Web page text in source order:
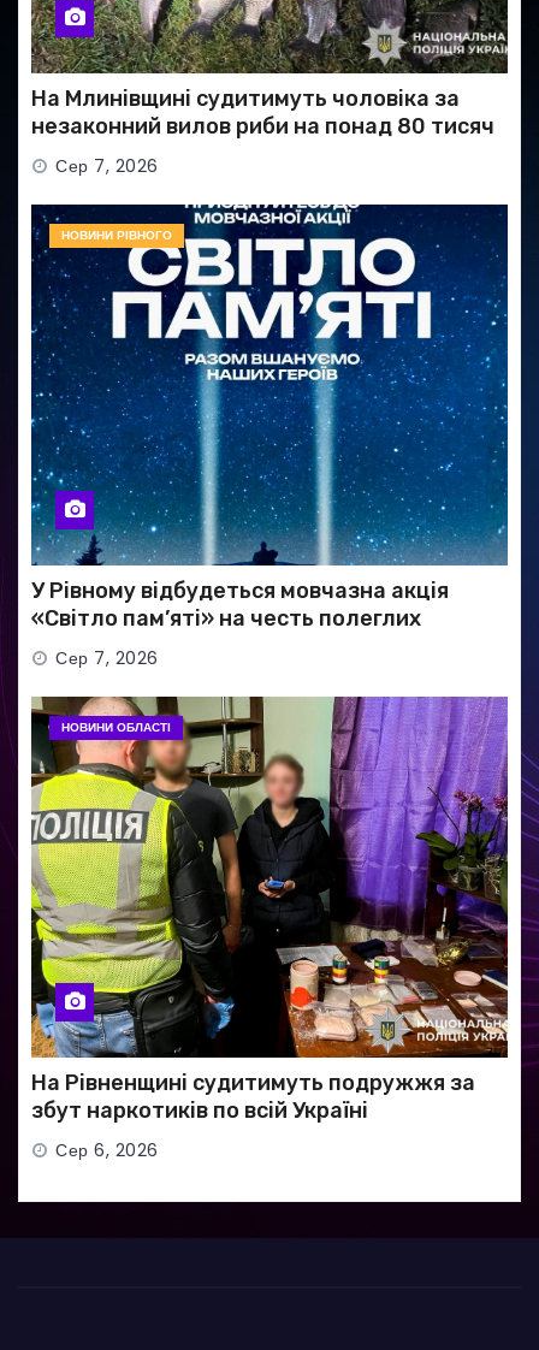
На Млинівщині судитимуть чоловіка за
незаконний вилов риби на понад 80 тисяч
гривень
Сер 7, 2026
НОВИНИ РІВНОГО
У Рівному відбудеться мовчазна акція
«Світло пам’яті» на честь полеглих
Захисників
Сер 7, 2026
НОВИНИ ОБЛАСТІ
На Рівненщині судитимуть подружжя за
збут наркотиків по всій Україні
Сер 6, 2026